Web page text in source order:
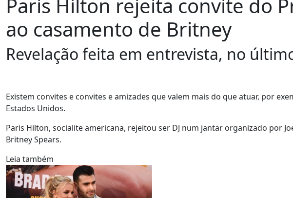
Paris Hilton rejeita convite do
ao casamento de Britney
Revelação feita em entrevista, no
Existem convites e convites e amizades que valem mais do que atuar, por
Estados Unidos.
Paris Hilton, socialite americana, rejeitou ser DJ num jantar organizado por
Britney Spears.
Leia também